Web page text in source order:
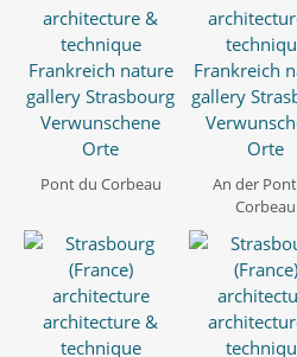
Pont du Corbeau
An der
Corbeau